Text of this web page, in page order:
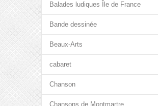
Balades ludiques Île de France
Bande dessinée
Beaux-Arts
cabaret
Chanson
Chansons de Montmartre